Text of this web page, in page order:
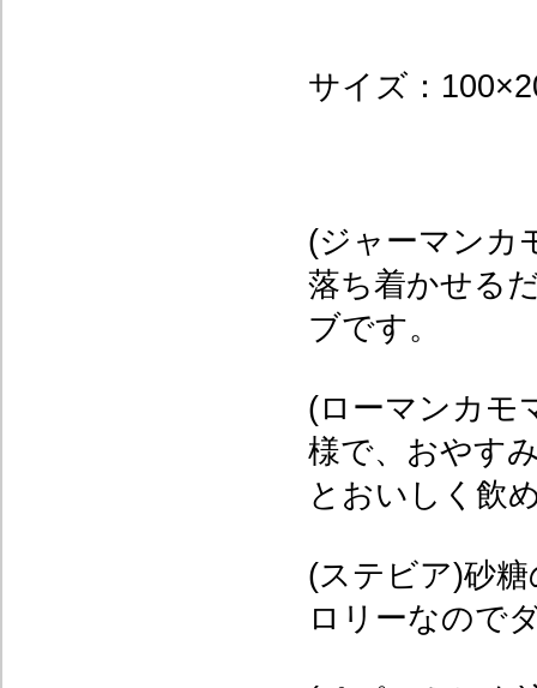
サイズ：
(ジャーマンカ
落ち着かせる
ブです。
(ローマンカモ
様で、おやす
とおいしく飲
(ステビア)砂
ロリーなので